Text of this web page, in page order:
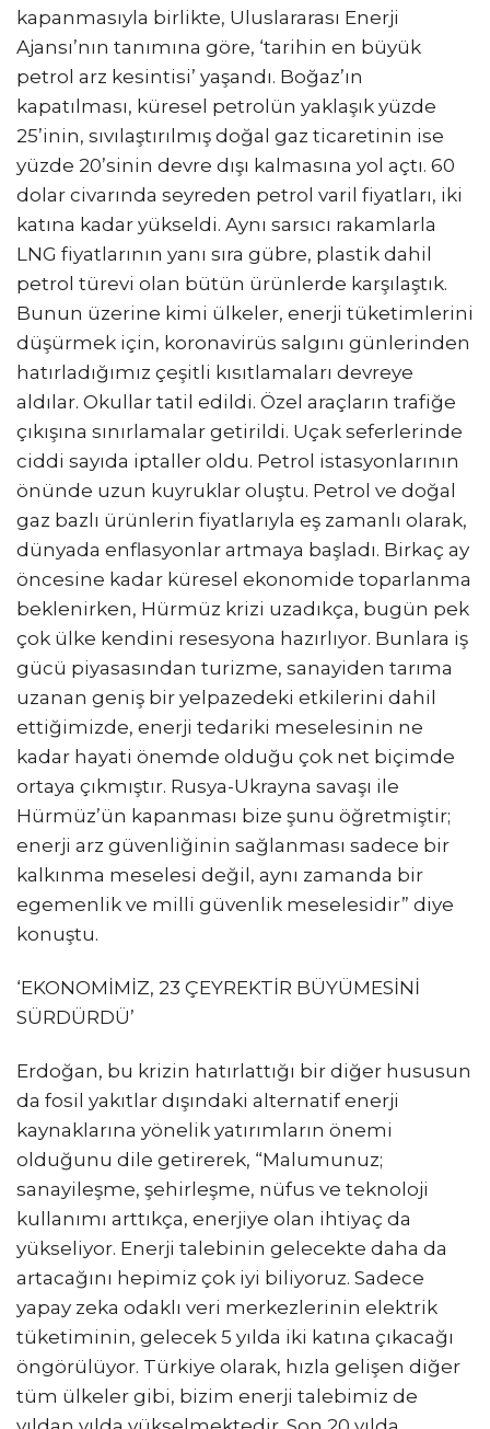
kapanmasıyla birlikte, Uluslararası Enerji
Ajansı’nın tanımına göre, ‘tarihin en büyük
petrol arz kesintisi’ yaşandı. Boğaz’ın
kapatılması, küresel petrolün yaklaşık yüzde
25’inin, sıvılaştırılmış doğal gaz ticaretinin ise
yüzde 20’sinin devre dışı kalmasına yol açtı. 60
dolar civarında seyreden petrol varil fiyatları, iki
katına kadar yükseldi. Aynı sarsıcı rakamlarla
LNG fiyatlarının yanı sıra gübre, plastik dahil
petrol türevi olan bütün ürünlerde karşılaştık.
Bunun üzerine kimi ülkeler, enerji tüketimlerini
düşürmek için, koronavirüs salgını günlerinden
hatırladığımız çeşitli kısıtlamaları devreye
aldılar. Okullar tatil edildi. Özel araçların trafiğe
çıkışına sınırlamalar getirildi. Uçak seferlerinde
ciddi sayıda iptaller oldu. Petrol istasyonlarının
önünde uzun kuyruklar oluştu. Petrol ve doğal
gaz bazlı ürünlerin fiyatlarıyla eş zamanlı olarak,
dünyada enflasyonlar artmaya başladı. Birkaç ay
öncesine kadar küresel ekonomide toparlanma
beklenirken, Hürmüz krizi uzadıkça, bugün pek
çok ülke kendini resesyona hazırlıyor. Bunlara iş
gücü piyasasından turizme, sanayiden tarıma
uzanan geniş bir yelpazedeki etkilerini dahil
ettiğimizde, enerji tedariki meselesinin ne
kadar hayati önemde olduğu çok net biçimde
ortaya çıkmıştır. Rusya-Ukrayna savaşı ile
Hürmüz’ün kapanması bize şunu öğretmiştir;
enerji arz güvenliğinin sağlanması sadece bir
kalkınma meselesi değil, aynı zamanda bir
egemenlik ve milli güvenlik meselesidir” diye
konuştu.
‘EKONOMİMİZ, 23 ÇEYREKTİR BÜYÜMESİNİ
SÜRDÜRDÜ’
Erdoğan, bu krizin hatırlattığı bir diğer hususun
da fosil yakıtlar dışındaki alternatif enerji
kaynaklarına yönelik yatırımların önemi
olduğunu dile getirerek, “Malumunuz;
sanayileşme, şehirleşme, nüfus ve teknoloji
kullanımı arttıkça, enerjiye olan ihtiyaç da
yükseliyor. Enerji talebinin gelecekte daha da
artacağını hepimiz çok iyi biliyoruz. Sadece
yapay zeka odaklı veri merkezlerinin elektrik
tüketiminin, gelecek 5 yılda iki katına çıkacağı
öngörülüyor. Türkiye olarak, hızla gelişen diğer
tüm ülkeler gibi, bizim enerji talebimiz de